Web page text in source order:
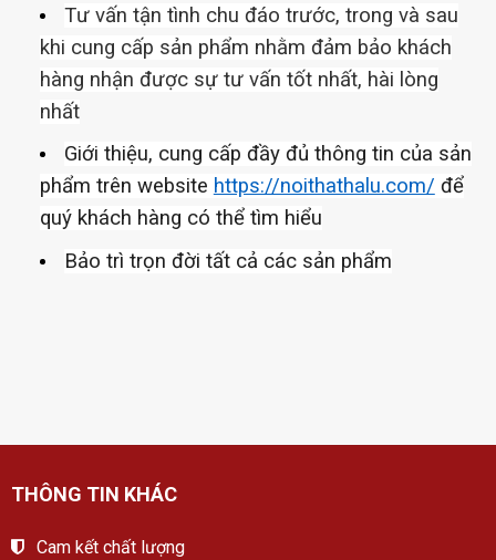
Tư vấn tận tình chu đáo trước, trong và sau
khi cung cấp sản phẩm nhằm đảm bảo khách
hàng nhận được sự tư vấn tốt nhất, hài lòng
nhất
Giới thiệu, cung cấp đầy đủ thông tin của sản
phẩm trên website https://noithathalu.com/ để
quý khách hàng có thể tìm hiểu
Bảo trì trọn đời tất cả các sản phẩm
THÔNG TIN KHÁC
Cam kết chất lượng